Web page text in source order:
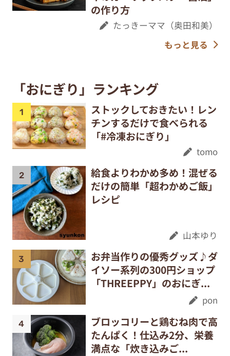
の作り方
たっきーママ（奥田和美）
もっと見る
「おにぎり」ランキング
ストックしておきたい！レン
チンするだけで食べられる
「#冷凍おにぎり」
tomo
給食よりわかめ多め！混ぜる
だけの簡単「超わかめご飯」
レシピ
山本ゆり
お弁当作りの優秀グッズ♪ダ
イソー系列の300円ショップ
「THREEPPY」のおにぎ...
pon
ブロッコリーと鶏むね肉で高
たんぱく！仕込み2分、栄養
満点な「炊き込みご...